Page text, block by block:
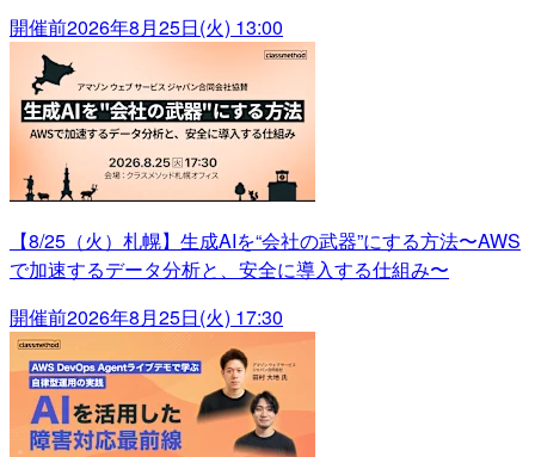
開催前2026年8月25日(火) 13:00
【8/25（火）札幌】生成AIを“会社の武器”にする方法〜AWS
で加速するデータ分析と、安全に導入する仕組み〜
開催前2026年8月25日(火) 17:30